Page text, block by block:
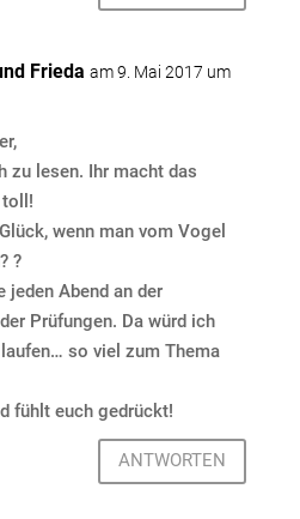
Frieda am 9. Mai 2017 um
zu lesen. Ihr macht das
wenn man vom Vogel
?
jeden Abend an der
Prüfungen. Da würd ich
so viel zum Thema
fühlt euch gedrückt!
ANTWORTEN